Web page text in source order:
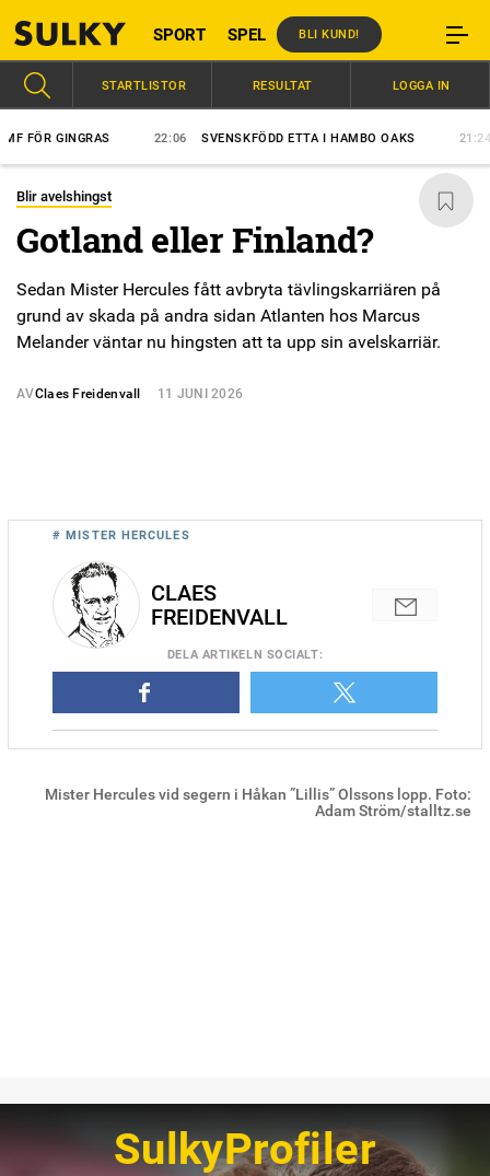
SPORT SPEL BLI KUND!
GINGRAS 22:06 SVENSKFÖDD ETTA I HAMBO OAKS 21:24
STARTLISTOR RESULTAT LOGGA IN
Blir avelshingst
Gotland eller Finland?
Sedan Mister Hercules fått avbryta tävlingskarriären på
grund av skada på andra sidan Atlanten hos Marcus
Melander väntar nu hingsten att ta upp sin avelskarriär.
AVClaes Freidenvall 11 JUNI 2026
Mister Hercules vid segern i Håkan ”Lillis” Olssons lopp. Foto:
Adam Ström/stalltz.se
# MISTER HERCULES
CLAES
FREIDENVALL
DELA ARTIKELN SOCIALT:
SulkyProfiler